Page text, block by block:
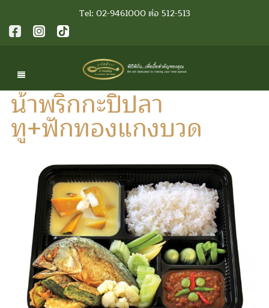
Tel: 02-9461000 ต่อ 512-513
น้าพริกกะปิปลา
ทู+ฟักทองแกงบวด